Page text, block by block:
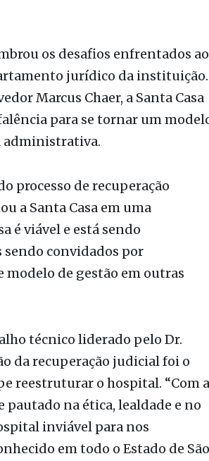
renegociar contratos e
os desafios enfrentados ao
jurídico da instituição.
Marcus Chaer, a Santa Casa
administrativa.
processo de recuperação
a Santa Casa em uma
é viável e está sendo
convidados por
técnico liderado pelo Dr.
da recuperação judicial foi o
reestruturar o hospital. “Com a
na ética, lealdade e no